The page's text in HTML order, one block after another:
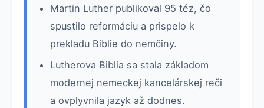
Martin Luther publikoval 95 téz, čo
spustilo reformáciu a prispelo k
prekladu Biblie do nemčiny.
Lutherova Biblia sa stala základom
modernej nemeckej kancelárskej reči
a ovplyvnila jazyk až dodnes.